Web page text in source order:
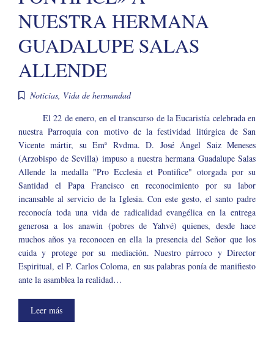
NUESTRA HERMANA
GUADALUPE SALAS
ALLENDE
Noticias Vida de hermandad
El 22 de enero, en el transcurso de la Eucaristía celebrada en
nuestra Parroquia con motivo de la festividad litúrgica de San
Vicente mártir, su Emª Rvdma. D. José Ángel Saiz Meneses
(Arzobispo de Sevilla) impuso a nuestra hermana Guadalupe Salas
Allende la medalla "Pro Ecclesia et Pontifice" otorgada por su
Santidad el Papa Francisco en reconocimiento por su labor
incansable al servicio de la Iglesia. Con este gesto, el santo padre
reconocía toda una vida de radicalidad evangélica en la entrega
generosa a los anawin (pobres de Yahvé) quienes, desde hace
muchos años ya reconocen en ella la presencia del Señor que los
cuida y protege por su mediación. Nuestro párroco y Director
Espiritual, el P. Carlos Coloma, en sus palabras ponía de manifiesto
ante la asamblea la realidad…
Leer más